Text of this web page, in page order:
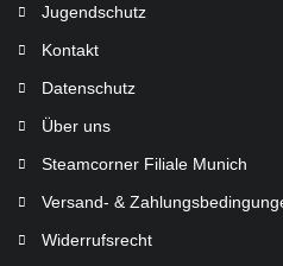
Jugendschutz
Kontakt
Datenschutz
Über uns
Steamcorner Filiale Munich
Versand- &
Widerrufsrecht